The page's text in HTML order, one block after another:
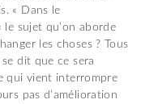
« Dans le
sujet qu’on aborde
les choses ? Tous
dit que ce sera
qui vient interrompre
pas d’amélioration